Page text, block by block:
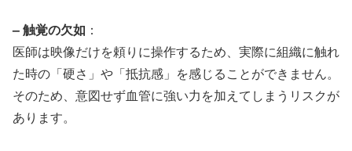
– 触覚の欠如 ：
医師は映像だけを頼りに操作するため、実際に組織に触れ
た時の「硬さ」や「抵抗感」を感じることができません。
そのため、意図せず血管に強い力を加えてしまうリスクが
あります。